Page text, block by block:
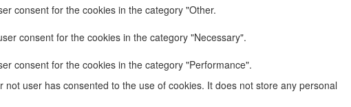
consent for the cookies in the category "Other.
consent for the cookies in the category "Necessary".
consent for the cookies in the category "Performance".
user has consented to the use of cookies. It does not store any personal